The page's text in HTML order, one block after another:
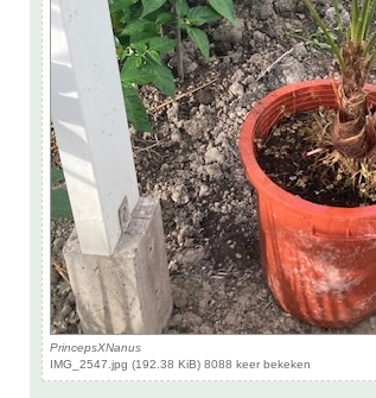
PrincepsXNanus
IMG_2547.jpg (192.38 KiB) 8088 keer bekeken